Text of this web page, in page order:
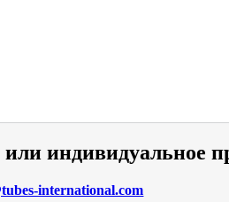
индивидуальное
international.com